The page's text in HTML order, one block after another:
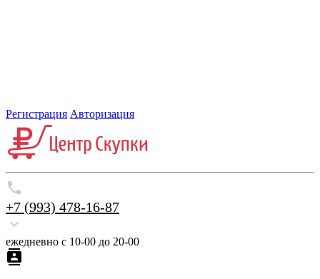
Регистрация Авторизация
+7 (993) 478-16-87
ежедневно с 10-00 до 20-00